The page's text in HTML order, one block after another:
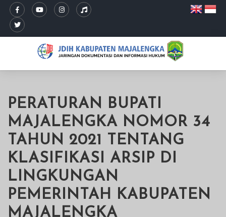
PERATURAN BUPATI
MAJALENGKA NOMOR 34
TAHUN 2021 TENTANG
KLASIFIKASI ARSIP DI
LINGKUNGAN
PEMERINTAH KABUPATEN
MAJALENGKA